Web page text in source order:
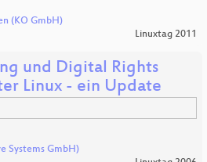
(KO GmbH)
Linuxtag 2011
und Digital Rights
Linux - ein Update
Systems GmbH)